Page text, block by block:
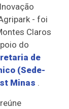
- foi
Claros
do
de
(Sede-
Minas .